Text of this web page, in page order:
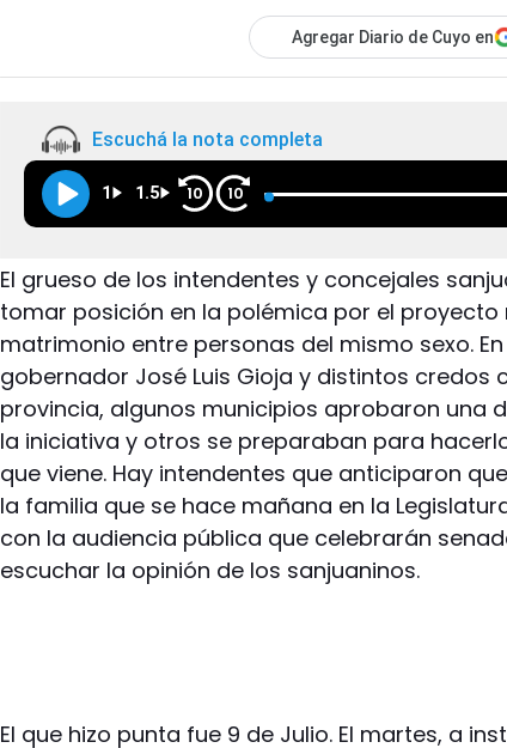
Agregar Diario de Cuyo en
Escuchá la nota completa
1 1.5 10 10
El grueso de los intendentes y concejales
tomar posición en la polémica por el proyecto
matrimonio entre personas del mismo sexo.
gobernador José Luis Gioja y distintos credos
provincia, algunos municipios aprobaron una
la iniciativa y otros se preparaban para
que viene. Hay intendentes que anticiparon
la familia que se hace mañana en la
con la audiencia pública que celebrarán
escuchar la opinión de los sanjuaninos.
El que hizo punta fue 9 de Julio. El martes, a